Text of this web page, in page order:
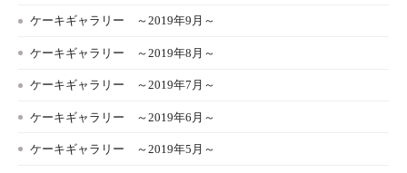
ケーキギャラリー ～2019年9月～
ケーキギャラリー ～2019年8月～
ケーキギャラリー ～2019年7月～
ケーキギャラリー ～2019年6月～
ケーキギャラリー ～2019年5月～